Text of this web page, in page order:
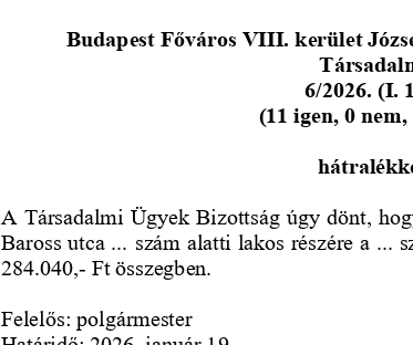
Budapest Főváros VIII. kerület
6/2026. (I.
(11 igen, 0
A Társadalmi Ügyek Bizottság úgy dönt,
Baross utca ... szám alatti lakos részére a ...
284.040,- Ft összegben.
Felelős: polgármester